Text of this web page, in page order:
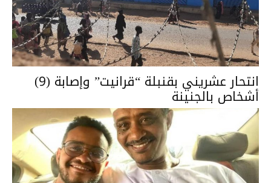
انتحار عشريني بقنبلة “قرانيت” وإصابة (9)
أشخاص بالجنينة